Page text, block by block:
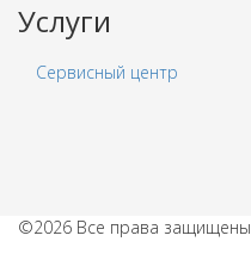
Услуги
Сервисный центр
©2026 Все права защищены